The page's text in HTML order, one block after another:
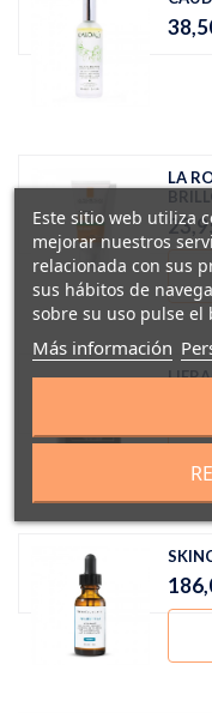
LA
Este sitio web utiliza
mejorar nuestros
relacionada con sus
sus hábitos de
sobre su uso pulse el
Más información